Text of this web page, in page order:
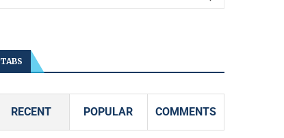
TABS
RECENT POPULAR COMMENTS